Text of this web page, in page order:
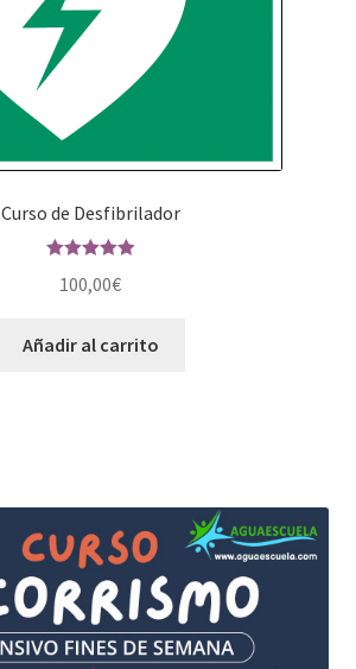
Curso de Desfibrilador
5.00de 5
100,00€
Añadir al carrito